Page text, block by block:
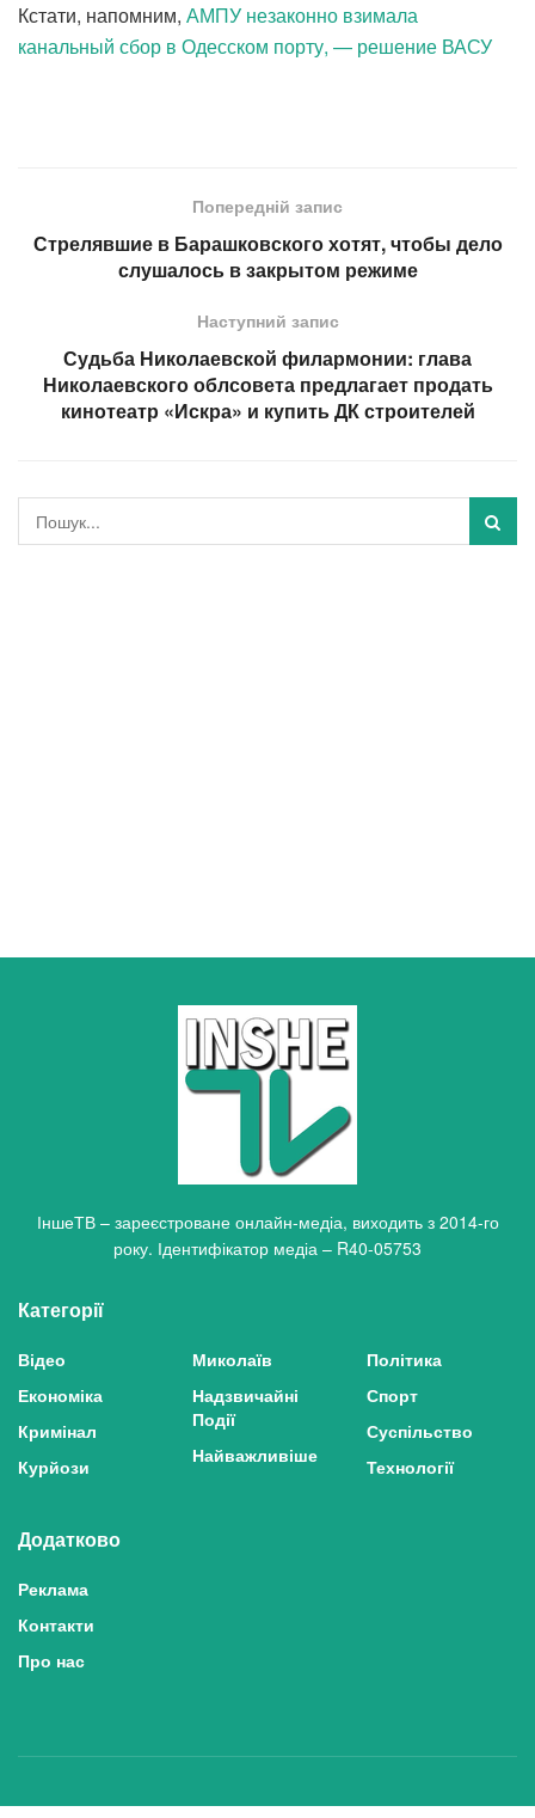
Кстати, напомним, АМПУ незаконно взимала
канальный сбор в Одесском порту, — решение ВАСУ
Попередній запис
Стрелявшие в Барашковского хотят, чтобы дело
слушалось в закрытом режиме
Наступний запис
Судьба Николаевской филармонии: глава
Николаевского облсовета предлагает продать
кинотеатр «Искра» и купить ДК строителей
ІншеТВ – зареєстроване онлайн-медіа, виходить з 2014-го
року. Ідентифікатор медіа – R40-05753
Категорії
Відео
Економіка
Кримінал
Курйози
Миколаїв
Надзвичайні
Події
Найважливіше
Політика
Спорт
Суспільство
Технології
Додатково
Реклама
Контакти
Про нас
Політика конфіденційності та захисту персональних даних